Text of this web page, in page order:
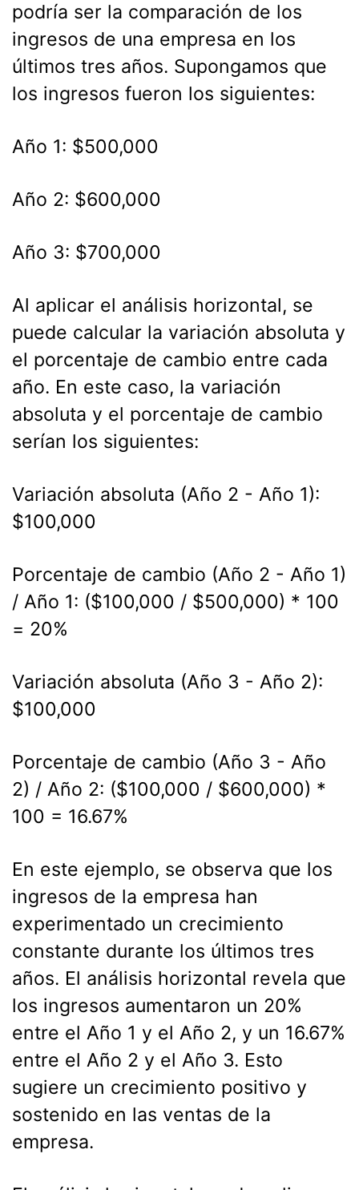
podría ser la comparación de los
ingresos de una empresa en los
últimos tres años. Supongamos que
los ingresos fueron los siguientes:
Año 1: $500,000
Año 2: $600,000
Año 3: $700,000
Al aplicar el análisis horizontal, se
puede calcular la variación absoluta y
el porcentaje de cambio entre cada
año. En este caso, la variación
absoluta y el porcentaje de cambio
serían los siguientes:
Variación absoluta (Año 2 - Año 1):
$100,000
Porcentaje de cambio (Año 2 - Año 1)
/ Año 1: ($100,000 / $500,000) * 100
= 20%
Variación absoluta (Año 3 - Año 2):
$100,000
Porcentaje de cambio (Año 3 - Año
2) / Año 2: ($100,000 / $600,000) *
100 = 16.67%
En este ejemplo, se observa que los
ingresos de la empresa han
experimentado un crecimiento
constante durante los últimos tres
años. El análisis horizontal revela que
los ingresos aumentaron un 20%
entre el Año 1 y el Año 2, y un 16.67%
entre el Año 2 y el Año 3. Esto
sugiere un crecimiento positivo y
sostenido en las ventas de la
empresa.